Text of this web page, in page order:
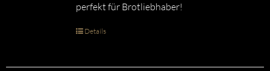
perfekt für Brotliebhaber!
Details